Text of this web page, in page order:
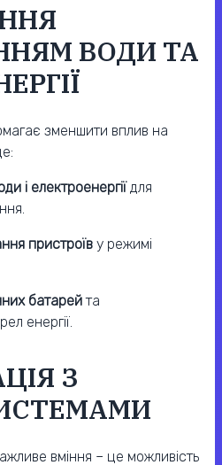
ВОДИ ТА
зменшити вплив на
і електроенергіїдля
пристроїв у режимі
батарейта
енергії.
З
вміння – це можливість